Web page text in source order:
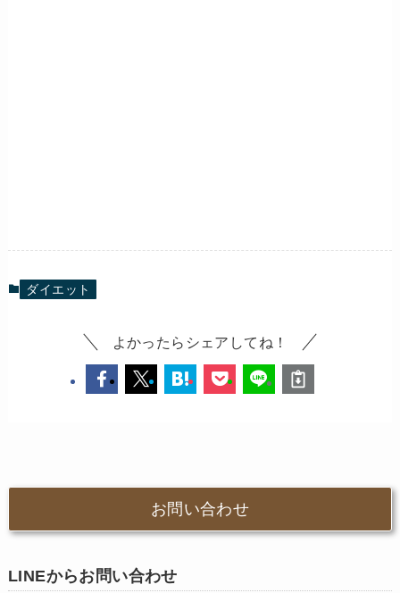
ダイエット
よかったらシェアしてね！
お問い合わせ
LINEからお問い合わせ